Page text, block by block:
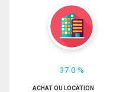
37.0 %
ACHAT OU LOCATION